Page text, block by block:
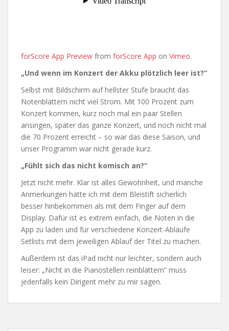
forScore App Preview from forScore App on Vimeo.
„Und wenn im Konzert der Akku plötzlich leer ist?“
Selbst mit Bildschirm auf hellster Stufe braucht das
Notenblättern nicht viel Strom. Mit 100 Prozent zum
Konzert kommen, kurz noch mal ein paar Stellen
ansingen, später das ganze Konzert, und noch nicht mal
die 70 Prozent erreicht – so war das diese Saison, und
unser Programm war nicht gerade kurz.
„Fühlt sich das nicht komisch an?“
Jetzt nicht mehr. Klar ist alles Gewohnheit, und manche
Anmerkungen hätte ich mit dem Bleistift sicherlich
besser hinbekommen als mit dem Finger auf dem
Display. Dafür ist es extrem einfach, die Noten in die
App zu laden und für verschiedene Konzert-Abläufe
Setlists mit dem jeweiligen Ablauf der Titel zu machen.
Außerdem ist das iPad nicht nur leichter, sondern auch
leiser: „Nicht in die Pianostellen reinblättern“ muss
jedenfalls kein Dirigent mehr zu mir sagen.